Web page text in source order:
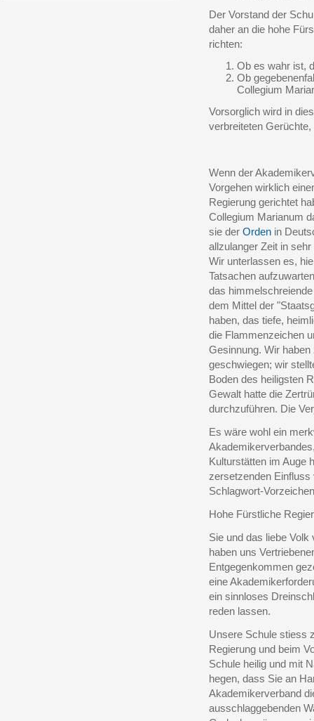
Der Vorstand der
daher an die hohe
richten:
Ob es wahr ist,
Ob
Collegium
Vorsorglich wird in
verbreiteten
Wenn der
Vorgehen wirklich
Regierung gerichtet
Collegium Marianum
sie der Orden in
allzulanger Zeit in
Wir unterlassen es,
Tatsachen
das
dem Mittel der
haben, das tiefe,
die Flammenzeichen
Gesinnung. Wir
geschwiegen; wir
Boden des heiligsten
Gewalt hatte die
durchzuführen. Die
Es wäre wohl ein
Kulturstätten im Auge
zersetzenden Einfluss
Schlagwort-
Hohe Fürstliche
Sie und das liebe
haben uns
Entgegenkommen
eine
ein sinnloses
reden lassen.
Unsere Schule stiess
Regierung und beim
Schule heilig und mit
hegen, dass Sie an
Akademikerverband
ausschlaggebenden